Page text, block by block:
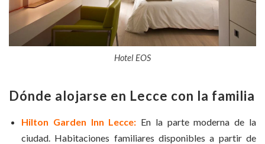
Hotel EOS
Dónde alojarse en Lecce con la familia
Hilton Garden Inn Lecce: En la parte moderna de la
ciudad. Habitaciones familiares disponibles a partir de